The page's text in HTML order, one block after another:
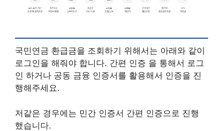
국민연금 환급금을 조회하기 위해서는 아래와 같이
로그인을 해줘야 합니다. 간편 인증 을 통해서 로그
인 하거나 공동 금융 인증서를 활용해서 인증을 진
행해주세요.
저같은 경우에는 민간 인증서 간편 인증으로 진행
했습니다.